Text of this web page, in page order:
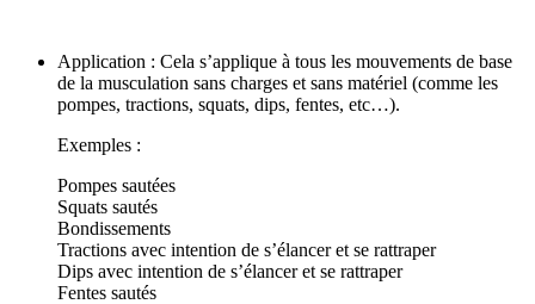
Application : Cela s’applique à tous les mouvements de base
de la musculation sans charges et sans matériel (comme les
pompes, tractions, squats, dips, fentes, etc…).
Exemples :
Pompes sautées
Squats sautés
Bondissements
Tractions avec intention de s’élancer et se rattraper
Dips avec intention de s’élancer et se rattraper
Fentes sautés